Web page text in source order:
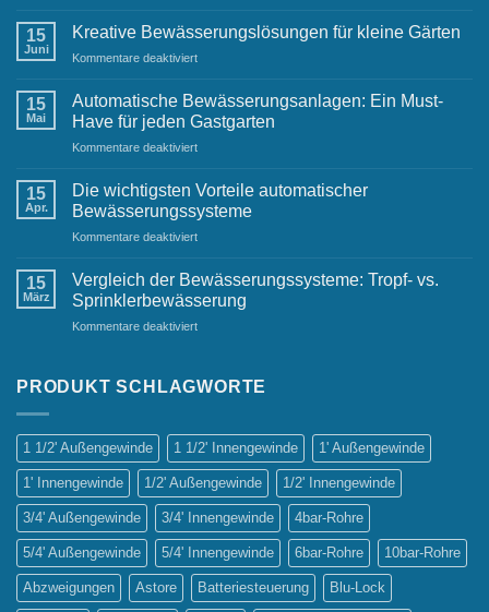
Lösungen
Bewässerungslösungen
Geschäftsumgebungen
15
Juni
Kreative Bewässerungslösungen für kleine Gärten
Kommentare deaktiviertfür
Bewässerungslösungen
für
kleine
Gärten
15
Mai
Automatische Bewässerungsanlagen: Ein Must-
Have für jeden Gastgarten
Kommentare deaktiviertfür
Bewässerungsanlagen:
Must-
Have
jeden
Gastgarten
15
Apr.
Die wichtigsten Vorteile automatischer
Bewässerungssysteme
Kommentare deaktiviertfür
wichtigsten
automatischer
Bewässerungssysteme
15
März
Vergleich der Bewässerungssysteme: Tropf- vs.
Sprinklerbewässerung
Kommentare deaktiviertfür
Bewässerungssysteme:
Sprinklerbewässerung
PRODUKT SCHLAGWORTE
1 1/2' Außengewinde 1 1/2' Innengewinde 1' Außengewinde
1' Innengewinde 1/2' Außengewinde 1/2' Innengewinde
3/4' Außengewinde 3/4' Innengewinde 4bar-Rohre
5/4' Außengewinde 5/4' Innengewinde 6bar-Rohre 10bar-Rohre
Abzweigungen Astore Batteriesteuerung Blu-Lock